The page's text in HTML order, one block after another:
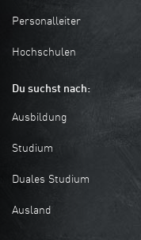
Personalleiter
Hochschulen
Du suchst nach:
Ausbildung
Studium
Duales Studium
Ausland